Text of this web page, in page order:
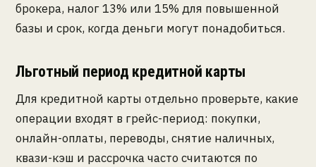
брокера, налог 13% или 15% для повышенной
базы и срок, когда деньги могут понадобиться.
Льготный период кредитной карты
Для кредитной карты отдельно проверьте, какие
операции входят в грейс-период: покупки,
онлайн-оплаты, переводы, снятие наличных,
квази-кэш и рассрочка часто считаются по